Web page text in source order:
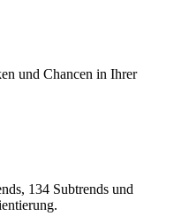
und Chancen in Ihrer
134 Subtrends und